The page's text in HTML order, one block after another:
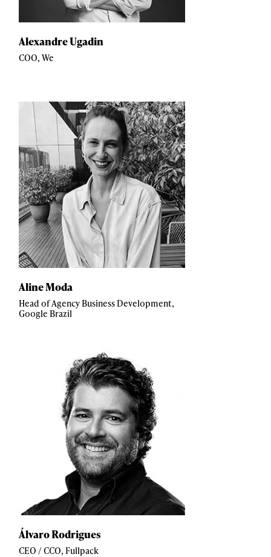
Alexandre Ugadin
COO, We
Aline Moda
Head of Agency Business Development,
Google Brazil
Álvaro Rodrigues
CEO / CCO, Fullpack